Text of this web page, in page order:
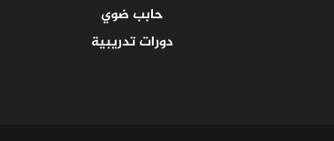
حابب ضوي
دورات تدريبية